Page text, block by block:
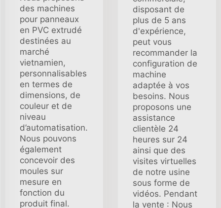
des machines
pour panneaux
en PVC extrudé
destinées au
marché
vietnamien,
personnalisables
en termes de
dimensions, de
couleur et de
niveau
d’automatisation.
Nous pouvons
également
concevoir des
moules sur
mesure en
fonction du
produit final.
disposant de
plus de 5 ans
d'expérience,
peut vous
recommander la
configuration de
machine
adaptée à vos
besoins. Nous
proposons une
assistance
clientèle 24
heures sur 24
ainsi que des
visites virtuelles
de notre usine
sous forme de
vidéos. Pendant
la vente : Nous